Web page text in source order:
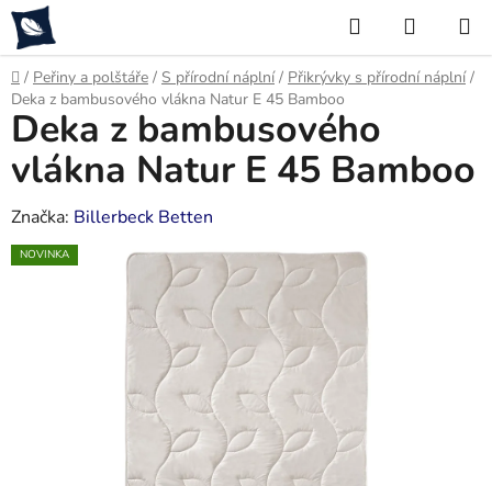
Přejít
na
obsah
Hledat
KOŠÍK
Domů
/ Peřiny a polštáře / S přírodní náplní / Přikrývky s přírodní náplní /
Deka z bambusového vlákna Natur E 45 Bamboo
Deka z bambusového
vlákna Natur E 45 Bamboo
Značka: Billerbeck Betten
NOVINKA